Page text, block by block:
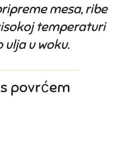
mesa, ribe
temperaturi
ulja u woku.
povrćem